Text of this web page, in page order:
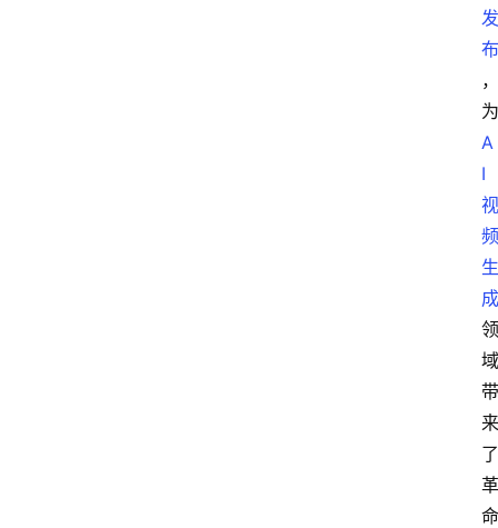
发
布
，
为
A
I
视
频
生
成
领
域
带
来
了
革
命